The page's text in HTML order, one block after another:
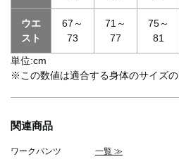
ウエ
スト
67～
73
71～
77
75～
81
単位:cm
※この数値は適合する身体のサイズの
関連商品
ワークパンツ 一覧 ≫